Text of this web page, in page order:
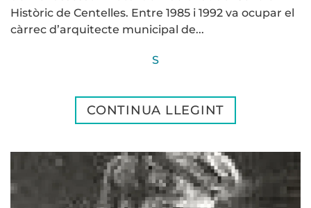
Històric de Centelles. Entre 1985 i 1992 va ocupar el
càrrec d’arquitecte municipal de...
S
CONTINUA LLEGINT